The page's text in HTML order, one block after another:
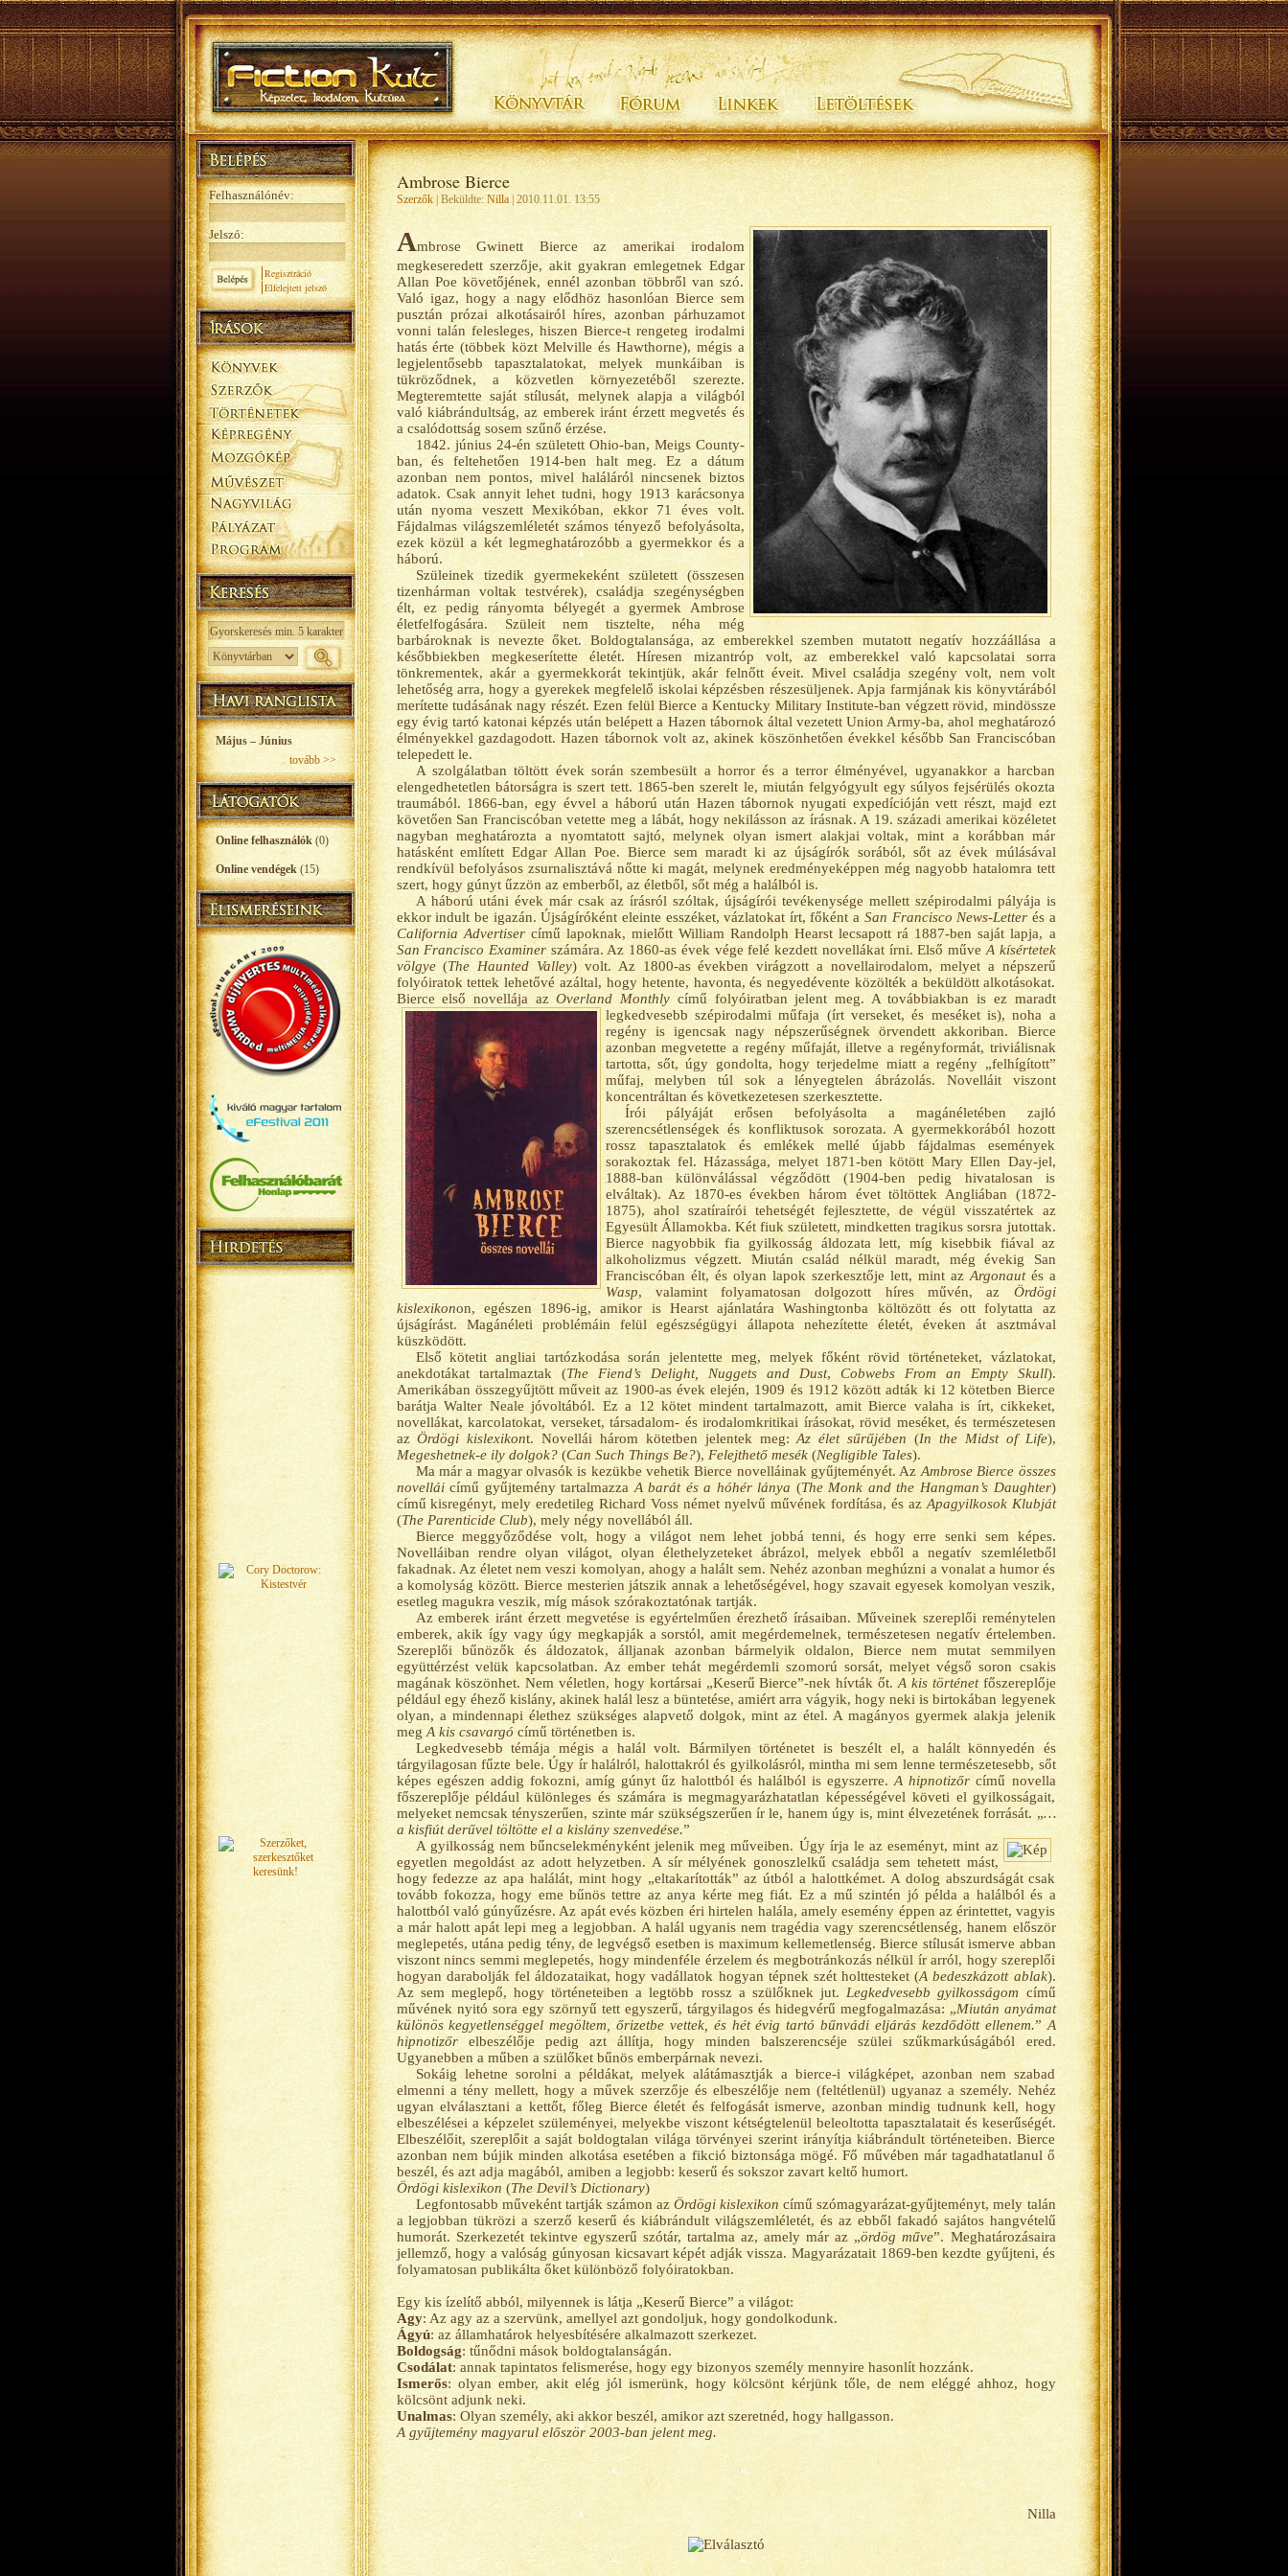
Felhasználónév:
Jelszó:
Regisztráció
Elfelejtett jelszó
Május – Június
tovább >>
Online felhasználók (0)
Online vendégek(15)
Ambrose Bierce
Szerzők| Beküldte: Nilla| 2010.11.01. 13:55
Ambrose Gwinett Bierce az amerikai irodalom
megkeseredett szerzője, akit gyakran emlegetnek Edgar
Allan Poe követőjének, ennél azonban többről van szó.
Való igaz, hogy a nagy elődhöz hasonlóan Bierce sem
pusztán prózai alkotásairól híres, azonban párhuzamot
vonni talán felesleges, hiszen Bierce-t rengeteg irodalmi
hatás érte (többek közt Melville és Hawthorne), mégis a
legjelentősebb tapasztalatokat, melyek munkáiban is
tükröződnek, a közvetlen környezetéből szerezte.
Megteremtette saját stílusát, melynek alapja a világból
való kiábrándultság, az emberek iránt érzett megvetés és
a csalódottság sosem szűnő érzése.
1842. június 24-én született Ohio-ban, Meigs County-
ban, és feltehetően 1914-ben halt meg. Ez a dátum
azonban nem pontos, mivel haláláról nincsenek biztos
adatok. Csak annyit lehet tudni, hogy 1913 karácsonya
után nyoma veszett Mexikóban, ekkor 71 éves volt.
Fájdalmas világszemléletét számos tényező befolyásolta,
ezek közül a két legmeghatározóbb a gyermekkor és a
háború.
Szüleinek tizedik gyermekeként született (összesen
tizenhárman voltak testvérek), családja szegénységben
élt, ez pedig rányomta bélyegét a gyermek Ambrose
életfelfogására. Szüleit nem tisztelte, néha még
barbároknak is nevezte őket. Boldogtalansága, az emberekkel szemben mutatott negatív hozzáállása a
későbbiekben megkeserítette életét. Híresen mizantróp volt, az emberekkel való kapcsolatai sorra
tönkrementek, akár a gyermekkorát tekintjük, akár felnőtt éveit. Mivel családja szegény volt, nem volt
lehetőség arra, hogy a gyerekek megfelelő iskolai képzésben részesüljenek. Apja farmjának kis könyvtárából
merítette tudásának nagy részét. Ezen felül Bierce a Kentucky Military Institute-ban végzett rövid, mindössze
egy évig tartó katonai képzés után belépett a Hazen tábornok által vezetett Union Army-ba, ahol meghatározó
élményekkel gazdagodott. Hazen tábornok volt az, akinek köszönhetően évekkel később San Franciscóban
telepedett le.
A szolgálatban töltött évek során szembesült a horror és a terror élményével, ugyanakkor a harcban
elengedhetetlen bátorságra is szert tett. 1865-ben szerelt le, miután felgyógyult egy súlyos fejsérülés okozta
traumából. 1866-ban, egy évvel a háború után Hazen tábornok nyugati expedícióján vett részt, majd ezt
követően San Franciscóban vetette meg a lábát, hogy nekilásson az írásnak. A 19. századi amerikai közéletet
nagyban meghatározta a nyomtatott sajtó, melynek olyan ismert alakjai voltak, mint a korábban már
hatásként említett Edgar Allan Poe. Bierce sem maradt ki az újságírók sorából, sőt az évek múlásával
rendkívül befolyásos zsurnalisztává nőtte ki magát, melynek eredményeképpen még nagyobb hatalomra tett
szert, hogy gúnyt űzzön az emberből, az életből, sőt még a halálból is.
A háború utáni évek már csak az írásról szóltak, újságírói tevékenysége mellett szépirodalmi pályája is
ekkor indult be igazán. Újságíróként eleinte esszéket, vázlatokat írt, főként a San Francisco News-Letter és a
California Advertisercímű lapoknak, mielőtt William Randolph Hearst lecsapott rá 1887-ben saját lapja, a
San Francisco Examinerszámára. Az 1860-as évek vége felé kezdett novellákat írni. Első műve A kísértetek
völgye(The Haunted Valley) volt. Az 1800-as években virágzott a novellairodalom, melyet a népszerű
folyóiratok tettek lehetővé azáltal, hogy hetente, havonta, és negyedévente közölték a beküldött alkotásokat.
Bierce első novellája azOverland Monthly című folyóiratban jelent meg. A továbbiakban is ez maradt
legkedvesebb szépirodalmi műfaja (írt verseket, és meséket is), noha a
regény is igencsak nagy népszerűségnek örvendett akkoriban. Bierce
azonban megvetette a regény műfaját, illetve a regényformát, triviálisnak
tartotta, sőt, úgy gondolta, hogy terjedelme miatt a regény „felhígított”
műfaj, melyben túl sok a lényegtelen ábrázolás. Novelláit viszont
koncentráltan és következetesen szerkesztette.
Írói pályáját erősen befolyásolta a magánéletében zajló
szerencsétlenségek és konfliktusok sorozata. A gyermekkorából hozott
rossz tapasztalatok és emlékek mellé újabb fájdalmas események
sorakoztak fel. Házassága, melyet 1871-ben kötött Mary Ellen Day-jel,
1888-ban különválással végződött (1904-ben pedig hivatalosan is
elváltak). Az 1870-es években három évet töltöttek Angliában (1872-
1875), ahol szatíraírói tehetségét fejlesztette, de végül visszatértek az
Egyesült Államokba. Két fiuk született, mindketten tragikus sorsra jutottak.
Bierce nagyobbik fia gyilkosság áldozata lett, míg kisebbik fiával az
alkoholizmus végzett. Miután család nélkül maradt, még évekig San
Franciscóban élt, és olyan lapok szerkesztője lett, mint az Argonautés a
Wasp, valamint folyamatosan dolgozott híres művén, az Ördögi
kislexikonon, egészen 1896-ig, amikor is Hearst ajánlatára Washingtonba költözött és ott folytatta az
újságírást. Magánéleti problémáin felül egészségügyi állapota nehezítette életét, éveken át asztmával
küszködött.
Első kötetit angliai tartózkodása során jelentette meg, melyek főként rövid történeteket, vázlatokat,
anekdotákat tartalmaztak (The Fiend’s Delight, Nuggets and Dust, Cobwebs From an Empty Skull).
Amerikában összegyűjtött műveit az 1900-as évek elején, 1909 és 1912 között adták ki 12 kötetben Bierce
barátja Walter Neale jóvoltából. Ez a 12 kötet mindent tartalmazott, amit Bierce valaha is írt, cikkeket,
novellákat, karcolatokat, verseket, társadalom- és irodalomkritikai írásokat, rövid meséket, és természetesen
azÖrdögi kislexikont. Novellái három kötetben jelentek meg:Az élet sűrűjében (In the Midst of Life),
Megeshetnek-e ily dolgok?(Can Such Things Be?), Felejthető mesék(Negligible Tales).
Ma már a magyar olvasók is kezükbe vehetik Bierce novelláinak gyűjteményét. Az Ambrose Bierce összes
novelláicímű gyűjtemény tartalmazza A barát és a hóhér lánya (The Monk and the Hangman’s Daughter)
című kisregényt, mely eredetileg Richard Voss német nyelvű művének fordítása, és az Apagyilkosok Klubját
(The Parenticide Club), mely négy novellából áll.
Bierce meggyőződése volt, hogy a világot nem lehet jobbá tenni, és hogy erre senki sem képes.
Novelláiban rendre olyan világot, olyan élethelyzeteket ábrázol, melyek ebből a negatív szemléletből
fakadnak. Az életet nem veszi komolyan, ahogy a halált sem. Nehéz azonban meghúzni a vonalat a humor és
a komolyság között. Bierce mesterien játszik annak a lehetőségével, hogy szavait egyesek komolyan veszik,
esetleg magukra veszik, míg mások szórakoztatónak tartják.
Az emberek iránt érzett megvetése is egyértelműen érezhető írásaiban. Műveinek szereplői reménytelen
emberek, akik így vagy úgy megkapják a sorstól, amit megérdemelnek, természetesen negatív értelemben.
Szereplői bűnözők és áldozatok, álljanak azonban bármelyik oldalon, Bierce nem mutat semmilyen
együttérzést velük kapcsolatban. Az ember tehát megérdemli szomorú sorsát, melyet végső soron csakis
magának köszönhet. Nem véletlen, hogy kortársai „Keserű Bierce”-nek hívták őt. A kis történetfőszereplője
például egy éhező kislány, akinek halál lesz a büntetése, amiért arra vágyik, hogy neki is birtokában legyenek
olyan, a mindennapi élethez szükséges alapvető dolgok, mint az étel. A magányos gyermek alakja jelenik
meg A kis csavargó című történetben is.
Legkedvesebb témája mégis a halál volt. Bármilyen történetet is beszélt el, a halált könnyedén és
tárgyilagosan fűzte bele. Úgy ír halálról, halottakról és gyilkolásról, mintha mi sem lenne természetesebb, sőt
képes egészen addig fokozni, amíg gúnyt űz halottból és halálból is egyszerre.A hipnotizőr című novella
főszereplője például különleges és számára is megmagyarázhatatlan képességével követi el gyilkosságait,
melyeket nemcsak tényszerűen, szinte már szükségszerűen ír le, hanem úgy is, mint élvezetének forrását. „…
a kisfiút derűvel töltötte el a kislány szenvedése.”
A gyilkosság nem bűncselekményként jelenik meg műveiben. Úgy írja le az eseményt, mint az
egyetlen megoldást az adott helyzetben. A sír mélyének gonoszlelkű családja sem tehetett mást,
hogy fedezze az apa halálát, mint hogy „eltakarították” az útból a halottkémet. A dolog abszurdságát csak
tovább fokozza, hogy eme bűnös tettre az anya kérte meg fiát. Ez a mű szintén jó példa a halálból és a
halottból való gúnyűzésre. Az apát evés közben éri hirtelen halála, amely esemény éppen az érintettet, vagyis
a már halott apát lepi meg a legjobban. A halál ugyanis nem tragédia vagy szerencsétlenség, hanem először
meglepetés, utána pedig tény, de legvégső esetben is maximum kellemetlenség. Bierce stílusát ismerve abban
viszont nincs semmi meglepetés, hogy mindenféle érzelem és megbotránkozás nélkül ír arról, hogy szereplői
hogyan darabolják fel áldozataikat, hogy vadállatok hogyan tépnek szét holttesteket (A bedeszkázott ablak).
Az sem meglepő, hogy történeteiben a legtöbb rossz a szülőknek jut. Legkedvesebb gyilkosságom című
művének nyitó sora egy szörnyű tett egyszerű, tárgyilagos és hidegvérű megfogalmazása: „Miután anyámat
különös kegyetlenséggel megöltem, őrizetbe vettek, és hét évig tartó bűnvádi eljárás kezdődött ellenem.” A
hipnotizőrelbeszélője pedig azt állítja, hogy minden balszerencséje szülei szűkmarkúságából ered.
Ugyanebben a műben a szülőket bűnös emberpárnak nevezi.
Sokáig lehetne sorolni a példákat, melyek alátámasztják a bierce-i világképet, azonban nem szabad
elmenni a tény mellett, hogy a művek szerzője és elbeszélője nem (feltétlenül) ugyanaz a személy. Nehéz
ugyan elválasztani a kettőt, főleg Bierce életét és felfogását ismerve, azonban mindig tudnunk kell, hogy
elbeszélései a képzelet szüleményei, melyekbe viszont kétségtelenül beleoltotta tapasztalatait és keserűségét.
Elbeszélőit, szereplőit a saját boldogtalan világa törvényei szerint irányítja kiábrándult történeteiben. Bierce
azonban nem bújik minden alkotása esetében a fikció biztonsága mögé. Fő művében már tagadhatatlanul ő
beszél, és azt adja magából, amiben a legjobb: keserű és sokszor zavart keltő humort.
Ördögi kislexikon (The Devil’s Dictionary)
Legfontosabb műveként tartják számon az Ördögi kislexikon című szómagyarázat-gyűjteményt, mely talán
a legjobban tükrözi a szerző keserű és kiábrándult világszemléletét, és az ebből fakadó sajátos hangvételű
humorát. Szerkezetét tekintve egyszerű szótár, tartalma az, amely már az „ördög műve”. Meghatározásaira
jellemző, hogy a valóság gúnyosan kicsavart képét adják vissza. Magyarázatait 1869-ben kezdte gyűjteni, és
folyamatosan publikálta őket különböző folyóiratokban.
Egy kis ízelítő abból, milyennek is látja „Keserű Bierce” a világot:
Agy: Az agy az a szervünk, amellyel azt gondoljuk, hogy gondolkodunk.
Ágyú: az államhatárok helyesbítésére alkalmazott szerkezet.
Boldogság: tűnődni mások boldogtalanságán.
Csodálat: annak tapintatos felismerése, hogy egy bizonyos személy mennyire hasonlít hozzánk.
Ismerős: olyan ember, akit elég jól ismerünk, hogy kölcsönt kérjünk tőle, de nem eléggé ahhoz, hogy
kölcsönt adjunk neki.
Unalmas: Olyan személy, aki akkor beszél, amikor azt szeretnéd, hogy hallgasson.
A gyűjtemény magyarul először 2003-ban jelent meg.
Nilla